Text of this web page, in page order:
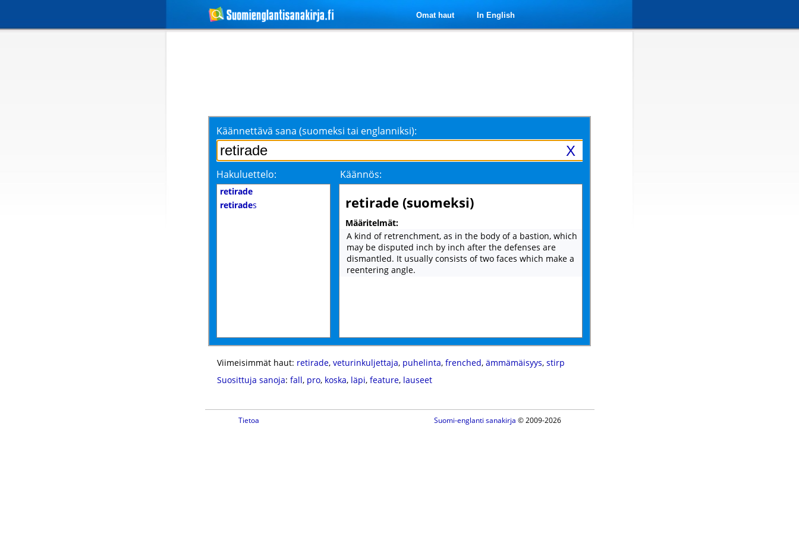
Omat haut In English
Käännettävä sana (suomeksi tai englanniksi):
X
Hakuluettelo: Käännös:
retirade
retirades retirade (suomeksi)
Määritelmät:
A kind of retrenchment, as in the body of a bastion, which
may be disputed inch by inch after the defenses are
dismantled. It usually consists of two faces which make a
reentering angle.
Viimeisimmät haut: retirade, veturinkuljettaja, puhelinta, frenched, ämmämäisyys, stirp
Suosittuja sanoja: fall, pro, koska, läpi, feature, lauseet
Tietoa Suomi-englanti sanakirja © 2009-2026